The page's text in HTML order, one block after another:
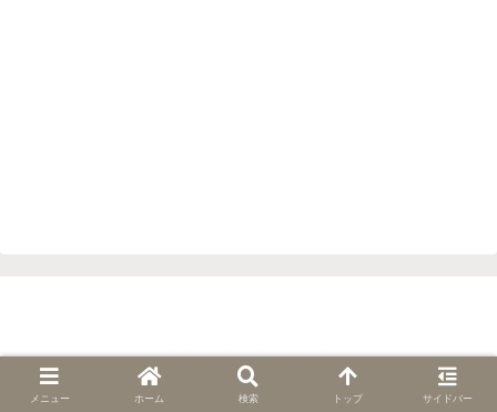
メニュー ホーム 検索 トップ サイドバー